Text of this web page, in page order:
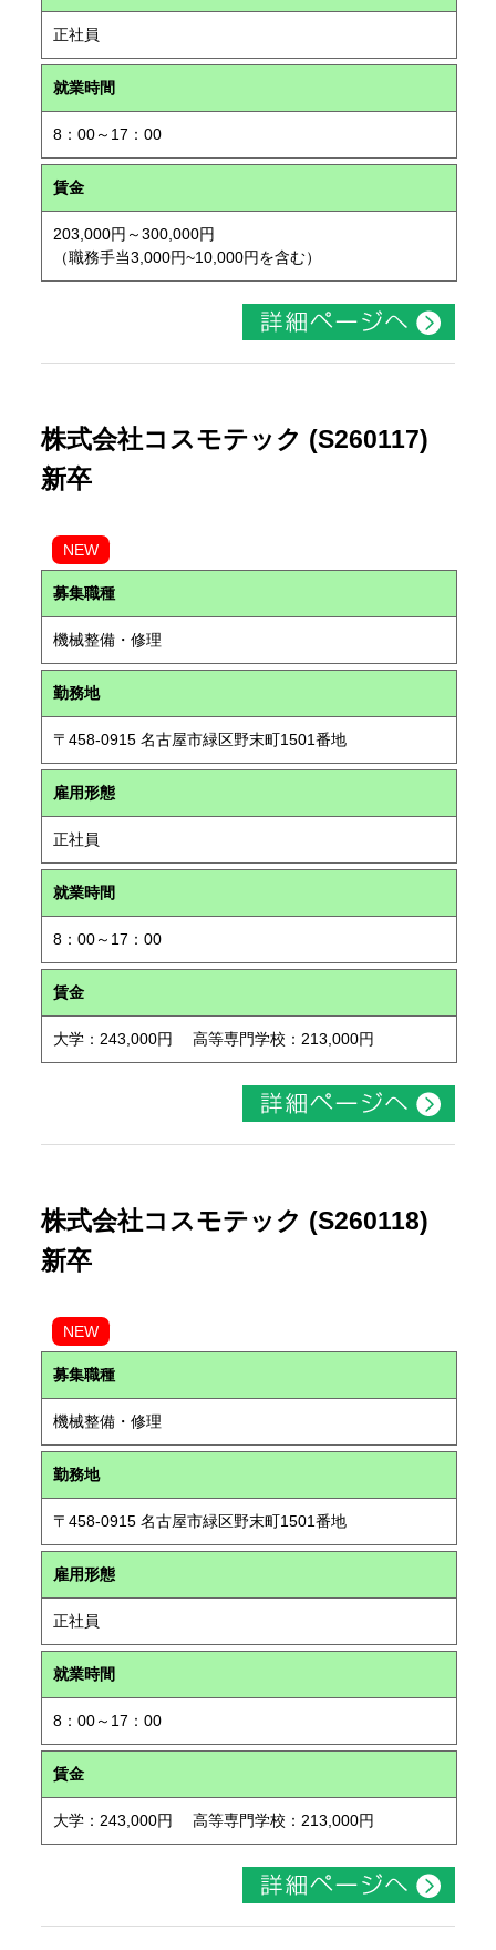
正社員
就業時間
8：00～17：00
賃金
203,000円～300,000円
（職務手当3,000円~10,000円を含む）
株式会社コスモテック (S260117)
新卒
NEW
募集職種
機械整備・修理
勤務地
〒458-0915 名古屋市緑区野末町1501番地
雇用形態
正社員
就業時間
8：00～17：00
賃金
大学：243,000円 高等専門学校：213,000円
株式会社コスモテック (S260118)
新卒
NEW
募集職種
機械整備・修理
勤務地
〒458-0915 名古屋市緑区野末町1501番地
雇用形態
正社員
就業時間
8：00～17：00
賃金
大学：243,000円 高等専門学校：213,000円